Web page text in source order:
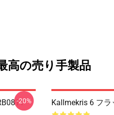
高の売り手製品
-20% Kallmekris 6 フ